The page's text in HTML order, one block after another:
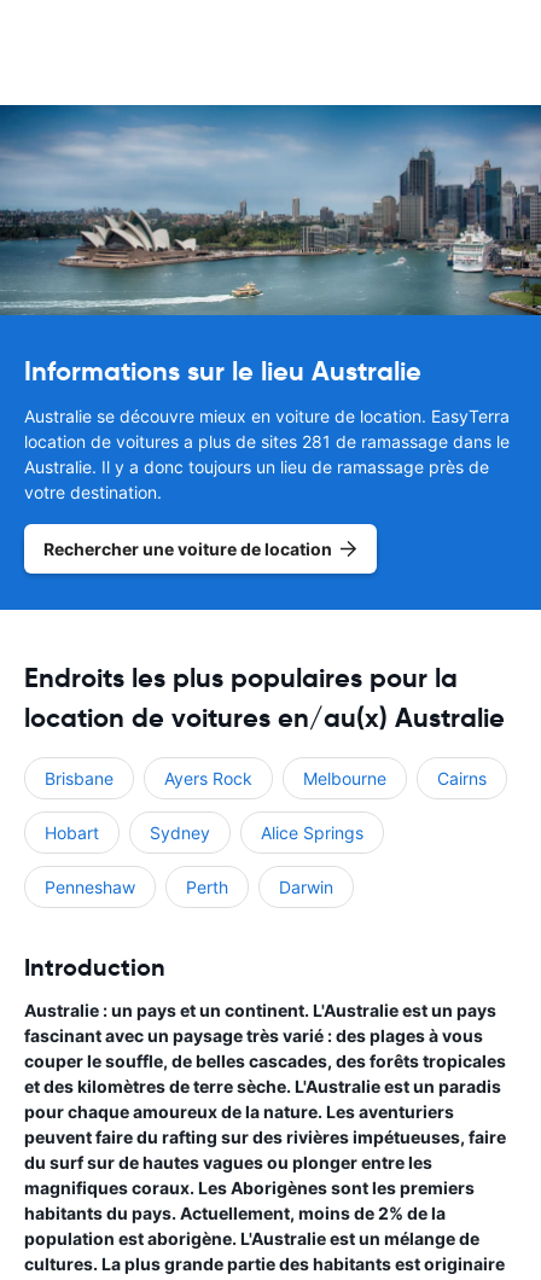
Informations sur le lieu Australie
Australie se découvre mieux en voiture de location. EasyTerra
location de voitures a plus de sites 281 de ramassage dans le
Australie. Il y a donc toujours un lieu de ramassage près de
votre destination.
Rechercher une voiture de location
Endroits les plus populaires pour la
location de voitures en/au(x) Australie
Brisbane Ayers Rock Melbourne Cairns
Hobart Sydney Alice Springs
Penneshaw Perth Darwin
Introduction
Australie : un pays et un continent. L'Australie est un pays
fascinant avec un paysage très varié : des plages à vous
couper le souffle, de belles cascades, des forêts tropicales
et des kilomètres de terre sèche. L'Australie est un paradis
pour chaque amoureux de la nature. Les aventuriers
peuvent faire du rafting sur des rivières impétueuses, faire
du surf sur de hautes vagues ou plonger entre les
magnifiques coraux. Les Aborigènes sont les premiers
habitants du pays. Actuellement, moins de 2% de la
population est aborigène. L'Australie est un mélange de
cultures. La plus grande partie des habitants est originaire